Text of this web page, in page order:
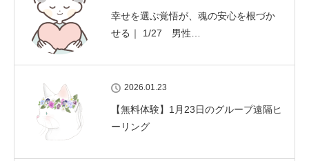
幸せを選ぶ覚悟が、魂の安心を根づか
せる｜ 1/27 男性…
2026.01.23
【無料体験】1月23日のグループ遠隔ヒ
ーリング